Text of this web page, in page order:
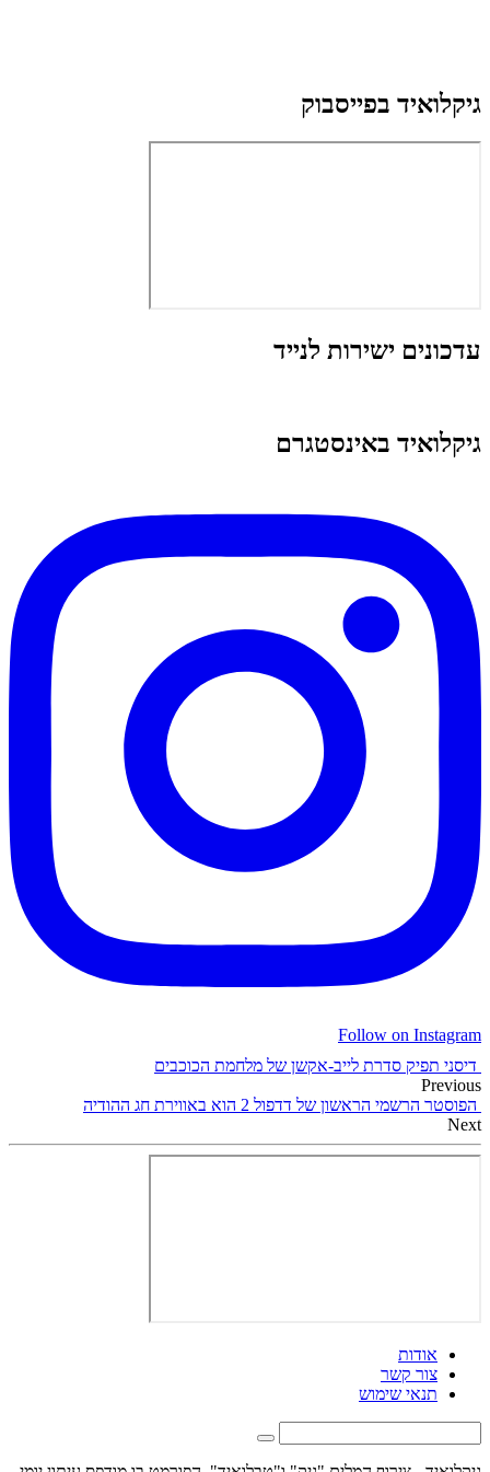
גיקלואיד בפייסבוק
עדכונים ישירות לנייד
גיקלואיד באינסטגרם
Follow on Instagram
דיסני תפיק סדרת לייב-אקשן של מלחמת הכוכבים
Previous
הפוסטר הרשמי הראשון של דדפול 2 הוא באווירת חג ההודיה
Next
אודות
צור קשר
תנאי שימוש